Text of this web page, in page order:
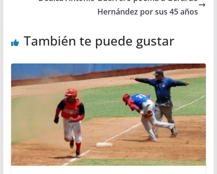
Hernández por sus 45 años
También te puede gustar